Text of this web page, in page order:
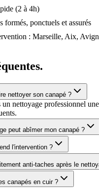
(2 à 4h)
formés, ponctuels et assurés
: Marseille, Aix,
nettoyer son canapé ?
nettoyage professionnel
peut abîmer mon canapé ?
l'intervention ?
anti-taches après le
canapés en cuir ?